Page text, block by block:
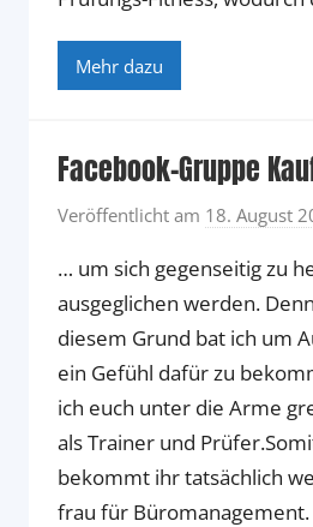
Mehr dazu
Facebook-Gruppe
Veröffentlicht am 18. August
… um sich gegenseitig zu
ausgeglichen werden.
diesem Grund bat ich um
ein Gefühl dafür zu
ich euch unter die Arme
als Trainer und
bekommt ihr tatsächlich
frau für